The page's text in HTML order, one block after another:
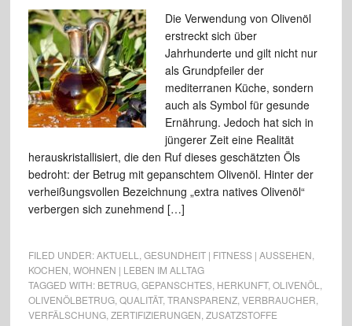
Die Verwendung von Olivenöl
erstreckt sich über
Jahrhunderte und gilt nicht nur
als Grundpfeiler der
mediterranen Küche, sondern
auch als Symbol für gesunde
Ernährung. Jedoch hat sich in
jüngerer Zeit eine Realität
herauskristallisiert, die den Ruf dieses geschätzten Öls
bedroht: der Betrug mit gepanschtem Olivenöl. Hinter der
verheißungsvollen Bezeichnung „extra natives Olivenöl“
verbergen sich zunehmend […]
FILED UNDER:AKTUELL GESUNDHEIT | FITNESS | AUSSEHEN
KOCHEN WOHNEN | LEBEN IM ALLTAG
TAGGED WITH: BETRUG, GEPANSCHTES, HERKUNFT, OLIVENÖL
OLIVENÖLBETRUG, QUALITÄT, TRANSPARENZ, VERBRAUCHER
VERFÄLSCHUNG, ZERTIFIZIERUNGEN ZUSATZSTOFFE